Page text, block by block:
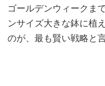
ゴールデンウィークま
ンサイズ大きな鉢に植
のが、最も賢い戦略と